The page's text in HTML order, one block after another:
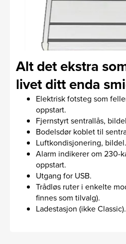
Alt det ekstra
livet ditt enda
Elektrisk fotsteg som
oppstart.
Fjernstyrt sentrallås,
Bodelsdør koblet til
Luftkondisjonering, bildel.
Alarm indikerer om 230­-
oppstart.
Utgang for USB.
Trådløs ruter i enkelte
finnes som tilvalg).
Ladestasjon (ikke Classic).